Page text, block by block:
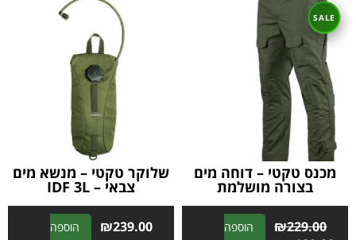
מכנס טקטי – דוחה מים
בצורה מושלמת
₪229.00
הוספה
שלוקר טקטי – מנשא מים
צבאי – IDF 3L
₪239.00
הוספה